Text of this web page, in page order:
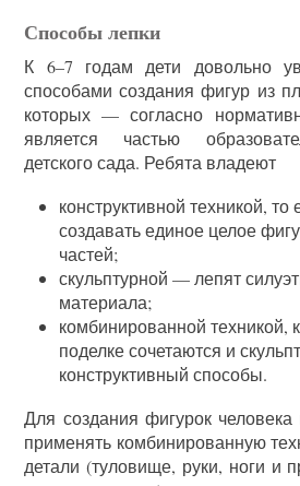
Способы лепки
К 6–7 годам дети довольно
способами создания фигур из
которых — согласно
является частью
детского сада. Ребята владеют
конструктивной техникой, то
создавать единое целое
частей;
скульптурной — лепят
материала;
комбинированной техникой,
поделке сочетаются и
конструктивный способы.
Для создания фигурок
применять комбинированную
детали (туловище, руки, ноги и